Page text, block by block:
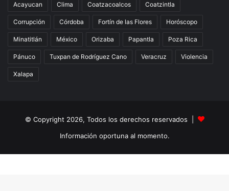
Acayucan Clima Coatzacoalcos Coatzintla
Corrupción Córdoba Fortín de las Flores Horóscopo
Minatitlán México Orizaba Papantla Poza Rica
Pánuco Tuxpan de Rodríguez Cano Veracruz Violencia
Xalapa
© Copyright 2026, Todos los derechos reservados |
Información oportuna al momento.